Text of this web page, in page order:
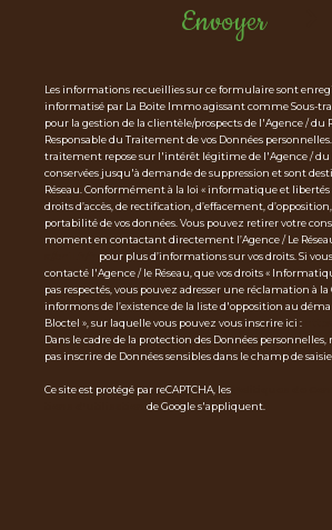
Envoyer
Les informations recueillies sur ce formulaire sont
informatisé par La Boite Immo agissant comme Sous-
pour la gestion de la clientèle/prospects de l'Agence / du
Responsable du Traitement de vos Données
traitement repose sur l'intérêt légitime de l'Agence / du
conservées jusqu'à demande de suppression et sont
Réseau. Conformément à la loi « informatique et libertés
droits d’accès, de rectification, d’effacement,
portabilité de vos données. Vous pouvez retirer votre
moment en contactant directement l’Agence / Le
pour plus d’informations sur vos droits. Si
contacté l'Agence / le Réseau, que vos droits «
pas respectés, vous pouvez adresser une réclamation à la
informons de l’existence de la liste d'opposition au
Bloctel », sur laquelle vous pouvez vous inscrire ici :
Dans le cadre de la protection des Données
pas inscrire de Données sensibles dans le champ de
Ce site est protégé par reCAPTCHA, les
de Google s'appliquent.